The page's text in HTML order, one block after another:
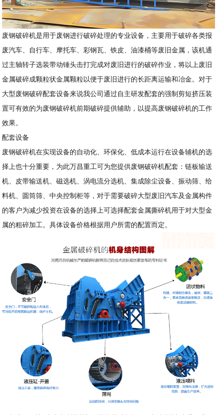
废钢破碎机是用于废钢进行破碎处理的专业设备，主要用于破碎各类报
废汽车、自行车、摩托车、彩钢瓦、铁皮、油漆桶等废旧金属，该机通
过主轴转子选装带动锤头击打完成对废旧进行的破碎作业，将以上废旧
金属破碎成颗粒状金属颗粒以便于废旧进行的长距离运输和冶金。对于
大型废钢破碎配套设备来说我公司通过自主研发配套的强制剪短挤压装
置可有效的为废钢破碎机前期破碎提供辅助，以提高废钢破碎机的工作
效果。
配套设备
废钢破碎机在实现设备的自动化、环保化、低成本运行在设备辅机的选
择上也十分重要，为此万昌重工可为您提供废钢破碎机配套：链板输送
机、皮带输送机、磁选机、涡电流分选机、集成除尘设备、振动筛、给
料机、圆筒筛、中央控制柜等，对于需要破碎大型废旧汽车及金属构件
的客户为减少投资在设备的选择上可选择配套金属撕碎机用于对大型金
属的粗碎加工。具体设备价格根据用户所需的配置而定。